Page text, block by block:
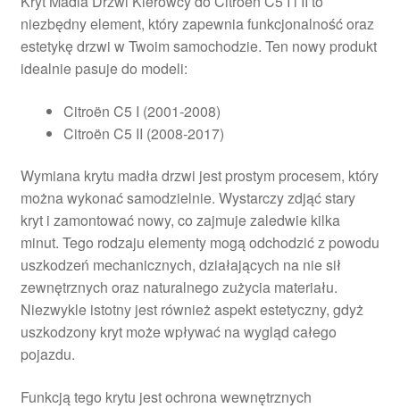
niezbędny element, który zapewnia funkcjonalność oraz
estetykę drzwi w Twoim samochodzie. Ten nowy produkt
idealnie pasuje do modeli:
Citroën C5 I (2001-2008)
Citroën C5 II (2008-2017)
Wymiana krytu madła drzwi jest prostym procesem, który
można wykonać samodzielnie. Wystarczy zdjąć stary
kryt i zamontować nowy, co zajmuje zaledwie kilka
minut. Tego rodzaju elementy mogą odchodzić z powodu
uszkodzeń mechanicznych, działających na nie sił
zewnętrznych oraz naturalnego zużycia materiału.
Niezwykle istotny jest również aspekt estetyczny, gdyż
uszkodzony kryt może wpływać na wygląd całego
pojazdu.
Funkcją tego krytu jest ochrona wewnętrznych